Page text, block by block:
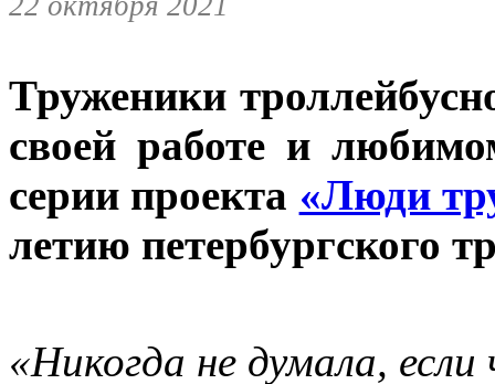
Труженики
своей работе и
серии проекта «Люди
летию петербургского
«Никогда не думала,